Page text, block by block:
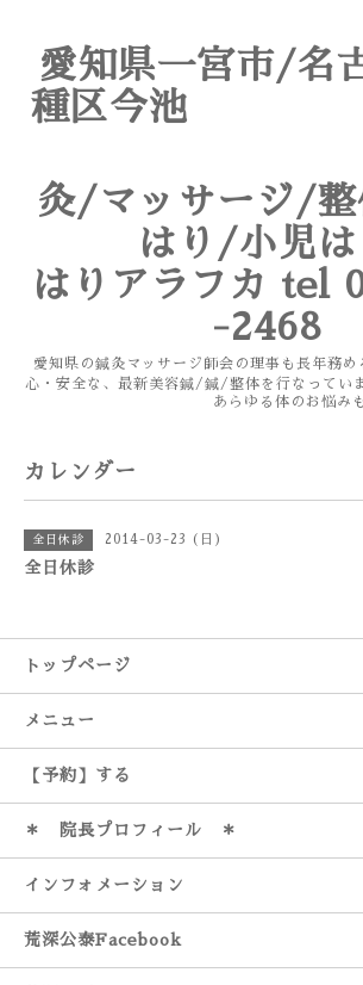
愛知県一宮市/名
種区
灸/マッサージ/
はり/小児は
はりアラフカ tel
-2468
愛知県の鍼灸マッサージ師会の理事も長年務
心・安全な、最新美容鍼/鍼/整体を
あらゆる体のお悩みもお任
カレンダー
全日休診 2014-03-23 (日)
全日休診
トップページ
メニュー
【予約】する
＊ 院長プロフィール ＊
インフォメーション
荒深公泰Facebook